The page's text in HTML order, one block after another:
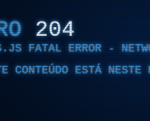
204
FATAL ERROR -
CONTEÚDO ESTÁ NESTE